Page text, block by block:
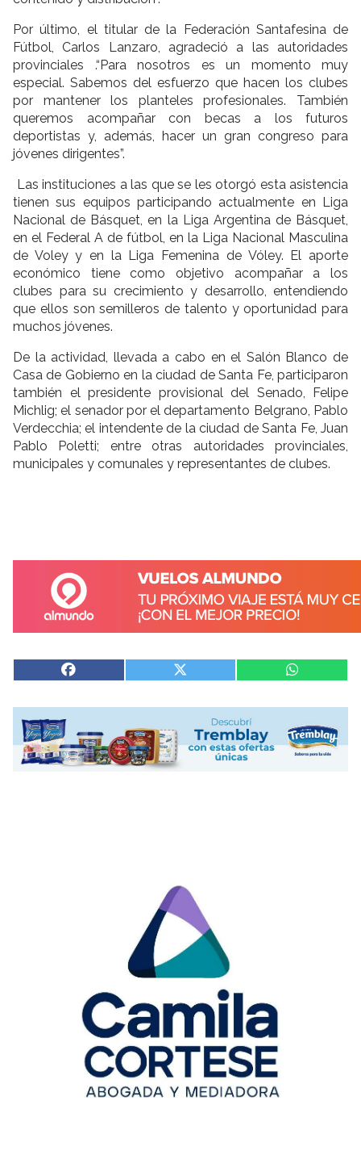
Por último, el titular de la Federación Santafesina de
Fútbol, Carlos Lanzaro, agradeció a las autoridades
provinciales .“Para nosotros es un momento muy
especial. Sabemos del esfuerzo que hacen los clubes
por mantener los planteles profesionales. También
queremos acompañar con becas a los futuros
deportistas y, además, hacer un gran congreso para
jóvenes dirigentes”.
Las instituciones a las que se les otorgó esta asistencia
tienen sus equipos participando actualmente en Liga
Nacional de Básquet, en la Liga Argentina de Básquet,
en el Federal A de fútbol, en la Liga Nacional Masculina
de Voley y en la Liga Femenina de Vóley. El aporte
económico tiene como objetivo acompañar a los
clubes para su crecimiento y desarrollo, entendiendo
que ellos son semilleros de talento y oportunidad para
muchos jóvenes.
De la actividad, llevada a cabo en el Salón Blanco de
Casa de Gobierno en la ciudad de Santa Fe, participaron
también el presidente provisional del Senado, Felipe
Michlig; el senador por el departamento Belgrano, Pablo
Verdecchia; el intendente de la ciudad de Santa Fe, Juan
Pablo Poletti; entre otras autoridades provinciales,
municipales y comunales y representantes de clubes.